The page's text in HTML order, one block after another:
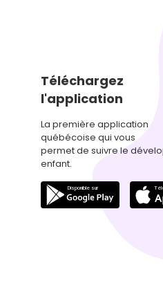
Téléchargez
l'application
La première application
québécoise qui vous
permet de suivre le
enfant.